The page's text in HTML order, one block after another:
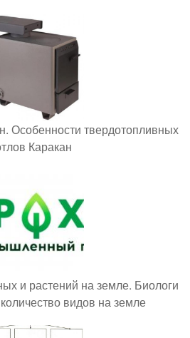
Особенности твердотопливных
Каракан
и растений на земле. Биологи
видов на земле